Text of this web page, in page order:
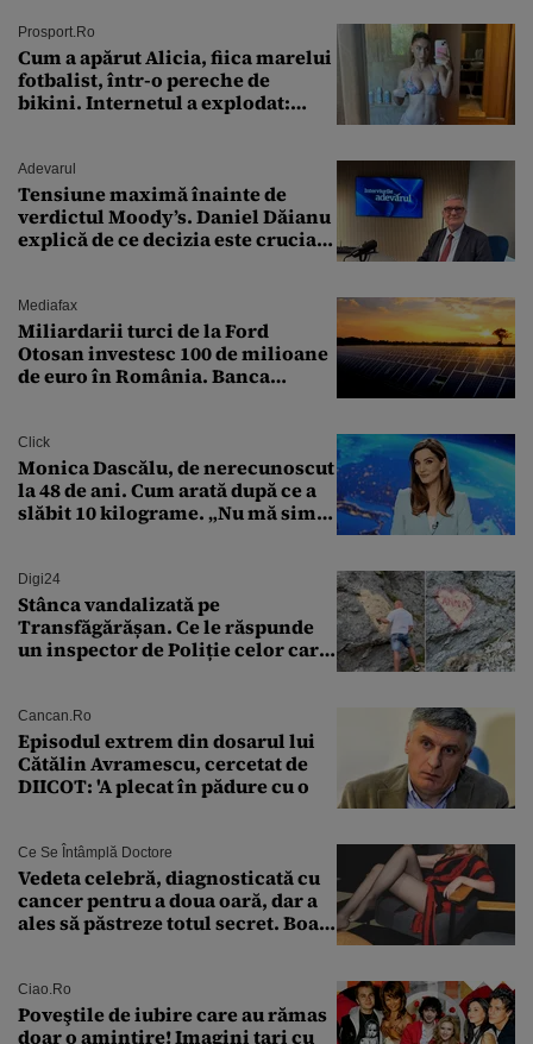
Prosport.ro
Cum a apărut Alicia, fiica marelui
fotbalist, într-o pereche de
bikini. Internetul a explodat:
Adevarul
Tensiune maximă înainte de
verdictul Moody’s. Daniel Dăianu
explică de ce decizia este crucială
Mediafax
Miliardarii turci de la Ford
Otosan investesc 100 de milioane
de euro în România. Banca
Click
Monica Dascălu, de nerecunoscut
la 48 de ani. Cum arată după ce a
slăbit 10 kilograme. „Nu mă simt
Digi24
Stânca vandalizată pe
Transfăgărășan. Ce le răspunde
un inspector de Poliție celor care
Cancan.ro
Episodul extrem din dosarul lui
Cătălin Avramescu, cercetat de
DIICOT: 'A plecat în pădure cu o
Ce Se Întâmplă Doctore
Vedeta celebră, diagnosticată cu
cancer pentru a doua oară, dar a
ales să păstreze totul secret. Boala
Ciao.ro
Poveştile de iubire care au rămas
doar o amintire! Imagini tari cu